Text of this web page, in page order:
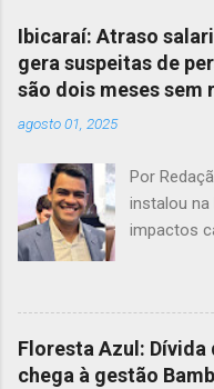
Ibicaraí: Atraso
gera suspeitas de
são dois meses sem
agosto 01, 2025
Por
instalou
impactos
Jonathas
receber
alerta
Floresta Azul: Dívida
chega à gestão